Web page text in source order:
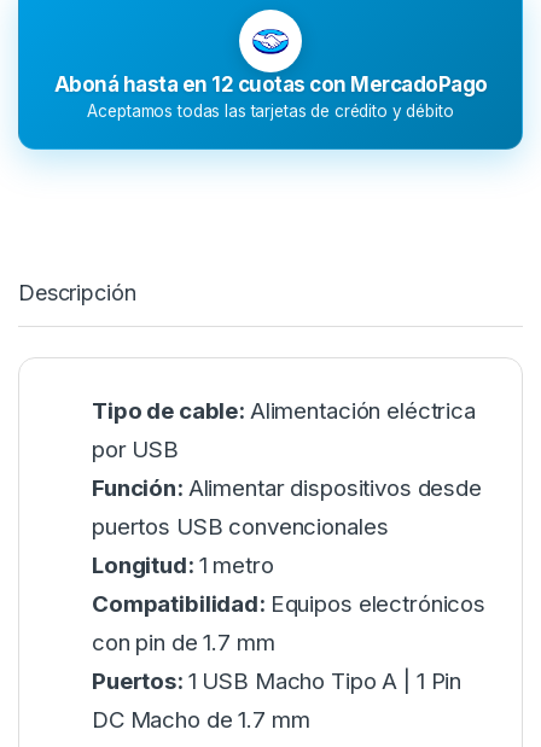
Aboná hasta en 12 cuotas con MercadoPago
Aceptamos todas las tarjetas de crédito y débito
Descripción
Tipo de cable: Alimentación eléctrica
por USB
Función: Alimentar dispositivos desde
puertos USB convencionales
Longitud: 1 metro
Compatibilidad: Equipos electrónicos
con pin de 1.7 mm
Puertos: 1 USB Macho Tipo A | 1 Pin
DC Macho de 1.7 mm